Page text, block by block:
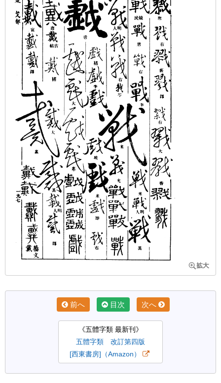
前へ 目次 次へ
《五體字類 最新刊》
五體字類 改訂第四版
[西東書房]（Amazon）